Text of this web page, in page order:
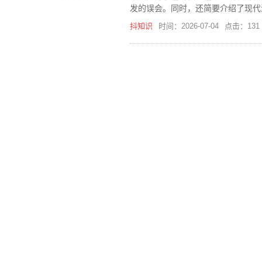
发的误会。同时，还简要介绍了现代
抖知识 时间：2026-07-04 点击：131